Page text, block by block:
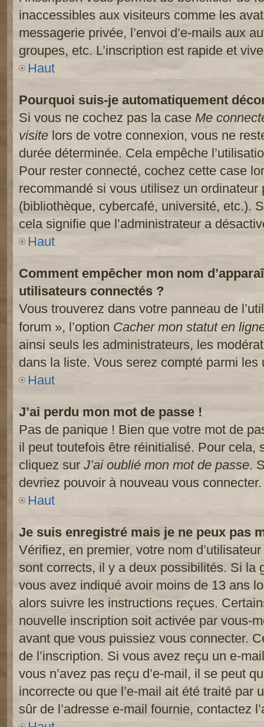
inaccessibles aux visiteurs comme les
messagerie privée, l’envoi d’e-mails aux
groupes, etc. L’inscription est rapide et
Haut
Pourquoi suis-je automatiquement
Si vous ne cochez pas la case Me
visite lors de votre connexion, vous ne
durée déterminée. Cela empêche
Pour rester connecté, cochez cette case
recommandé si vous utilisez un
(bibliothèque, cybercafé, université, etc.).
cela signifie que l’administrateur a
Haut
Comment empêcher mon nom
utilisateurs connectés ?
Vous trouverez dans votre panneau de
forum », l’option Cacher mon statut en
ainsi seuls les administrateurs, les
dans la liste. Vous serez compté parmi
Haut
J’ai perdu mon mot de passe !
Pas de panique ! Bien que votre mot de
il peut toutefois être réinitialisé. Pour cela,
cliquez sur J’ai oublié mon mot de passe.
devriez pouvoir à nouveau vous connecter.
Haut
Je suis enregistré mais je ne peux pas
Vérifiez, en premier, votre nom
sont corrects, il y a deux possibilités. Si la
vous avez indiqué avoir moins de 13 ans
alors suivre les instructions reçues.
nouvelle inscription soit activée par vous-
avant que vous puissiez vous connecter.
de l’inscription. Si vous avez reçu un e-
vous n’avez pas reçu d’e-mail, il se peut
incorrecte ou que l’e-mail ait été traité par
sûr de l’adresse e-mail fournie, contactez